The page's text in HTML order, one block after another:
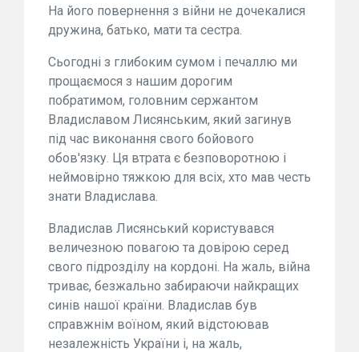
На його повернення з війни не дочекалися
дружина, батько, мати та сестра.
Сьогодні з глибоким сумом і печаллю ми
прощаємося з нашим дорогим
побратимом, головним сержантом
Владиславом Лисянським, який загинув
під час виконання свого бойового
обов'язку. Ця втрата є безповоротною і
неймовірно тяжкою для всіх, хто мав честь
знати Владислава.
Владислав Лисянський користувався
величезною повагою та довірою серед
свого підрозділу на кордоні. На жаль, війна
триває, безжально забираючи найкращих
синів нашої країни. Владислав був
справжнім воїном, який відстоював
незалежність України і, на жаль,